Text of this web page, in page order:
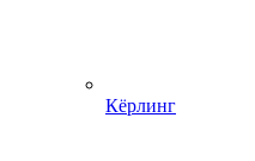
Кёрлинг